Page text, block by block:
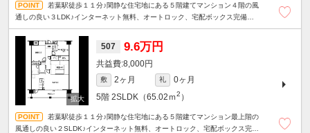
若葉駅徒歩１１分♪閑静な住宅地にある５階建てマンション４階の風
通しの良い３LDK♪インターネット無料、オートロック、宅配ボックス完備で
507 9.6万円
8,000円
敷 2ヶ月 礼
0ヶ月
5階 2SLDK（65.02ｍ2 ）
若葉駅徒歩１１分♪閑静な住宅地にある５階建てマンション最上階の
風通しの良い２SLDK♪インターネット無料、オートロック、宅配ボックス完備